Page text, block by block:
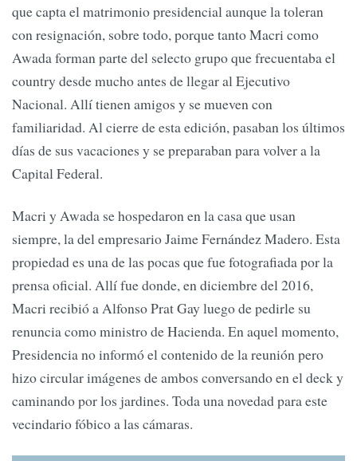
que capta el matrimonio presidencial aunque la toleran
con resignación, sobre todo, porque tanto Macri como
Awada forman parte del selecto grupo que frecuentaba el
country desde mucho antes de llegar al Ejecutivo
Nacional. Allí tienen amigos y se mueven con
familiaridad. Al cierre de esta edición, pasaban los últimos
días de sus vacaciones y se preparaban para volver a la
Capital Federal.
Macri y Awada se hospedaron en la casa que usan
siempre, la del empresario Jaime Fernández Madero. Esta
propiedad es una de las pocas que fue fotografiada por la
prensa oficial. Allí fue donde, en diciembre del 2016,
Macri recibió a Alfonso Prat Gay luego de pedirle su
renuncia como ministro de Hacienda. En aquel momento,
Presidencia no informó el contenido de la reunión pero
hizo circular imágenes de ambos conversando en el deck y
caminando por los jardines. Toda una novedad para este
vecindario fóbico a las cámaras.